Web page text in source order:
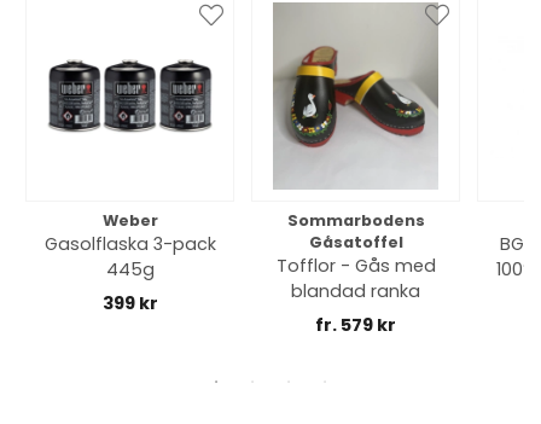
Weber
Gasolflaska 3-pack
445g
399 kr
Sommarbodens
Gåsatoffel
Tofflor - Gås med
blandad ranka
fr. 579 kr